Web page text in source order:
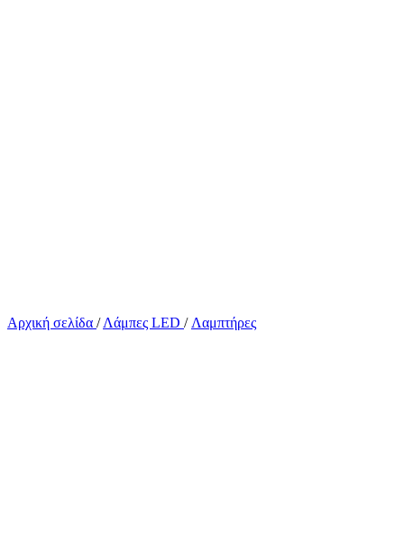
Αρχική σελίδα / Λάμπες LED / Λαμπτήρες